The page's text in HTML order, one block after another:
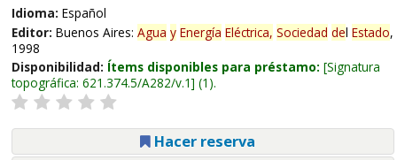
Idioma: Español
Editor: Buenos Aires: Agua y Energía Eléctrica, Sociedad del Estado,
1998
Disponibilidad: Ítems disponibles para préstamo: Signatura
topográfica: 621.374.5/A282/v.1 (1).
Hacer reserva